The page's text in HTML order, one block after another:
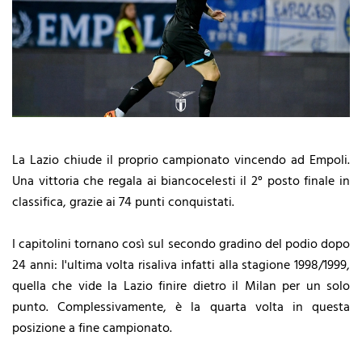
La Lazio chiude il proprio campionato vincendo ad Empoli.
Una vittoria che regala ai biancocelesti il 2° posto finale in
classifica, grazie ai 74 punti conquistati.
I capitolini tornano così sul secondo gradino del podio dopo
24 anni: l'ultima volta risaliva infatti alla stagione 1998/1999,
quella che vide la Lazio finire dietro il Milan per un solo
punto. Complessivamente, è la quarta volta in questa
posizione a fine campionato.